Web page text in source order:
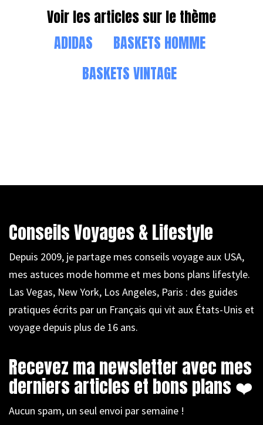
Voir les articles sur le thème
ADIDAS
BASKETS HOMME
BASKETS VINTAGE
Conseils Voyages & Lifestyle
Depuis 2009, je partage mes conseils voyage aux USA,
mes astuces mode homme et mes bons plans lifestyle.
Las Vegas, New York, Los Angeles, Paris : des guides
pratiques écrits par un Français qui vit aux États-Unis et
voyage depuis plus de 16 ans.
Recevez ma newsletter avec mes
derniers articles et bons plans ❤️
Aucun spam, un seul envoi par semaine !